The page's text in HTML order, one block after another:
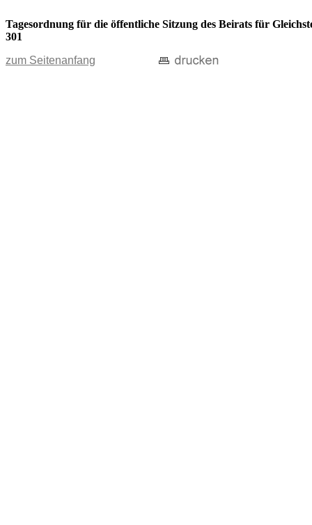
Tagesordnung für die öffentliche Sitzung des Beirats für
301
zum Seitenanfang